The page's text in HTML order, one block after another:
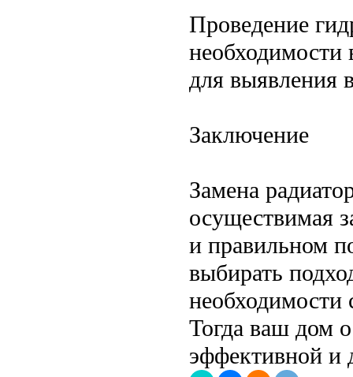
Проведение
необходимости
для выявления
Заключение
Замена
осуществимая
и правильном
выбирать
необходимости
Тогда ваш дом
эффективной и